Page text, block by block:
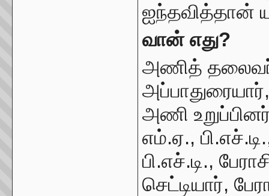
ஐந்தவித்தான்
வான் எது?
அணித் தலைவர்
அணி
எம்.ஏ.,
பி.எச்.டி.,
செட்டியார்,